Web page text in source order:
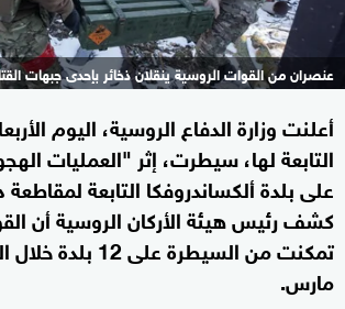
عنصران من القوات الروسية ينقلان ذخائر بإحدى جبهات
أعلنت وزارة الدفاع الروسية، اليوم
التابعة لها، سيطرت، إثر "العمليات
على بلدة ألكساندروفكا التابعة
كشف رئيس هيئة الأركان الروسية أن
تمكنت من السيطرة
مارس.